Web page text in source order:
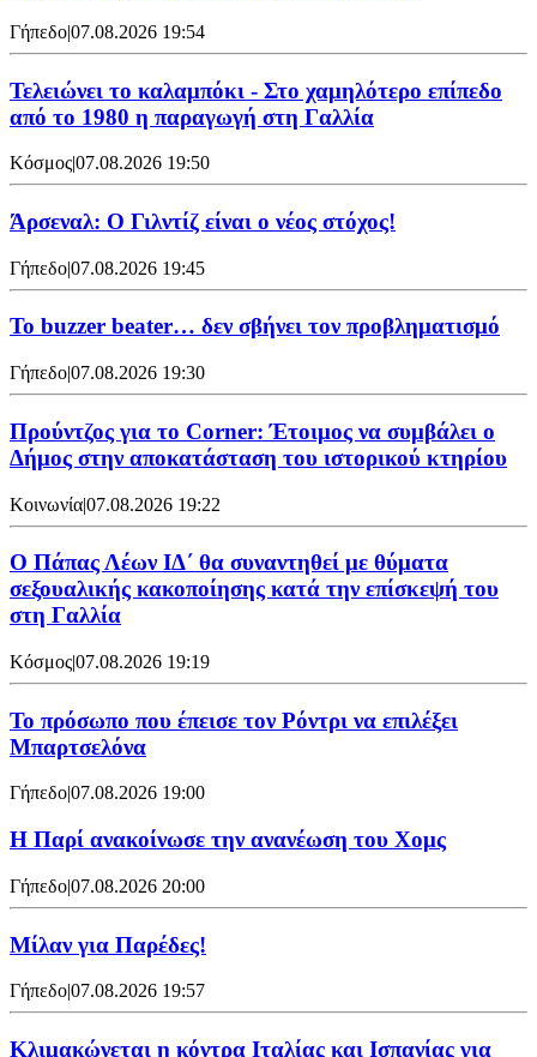
Γήπεδο|07.08.2026 19:54
Τελειώνει το καλαμπόκι - Στο χαμηλότερο επίπεδο
από το 1980 η παραγωγή στη Γαλλία
Κόσμος|07.08.2026 19:50
Άρσεναλ: Ο Γιλντίζ είναι ο νέος στόχος!
Γήπεδο|07.08.2026 19:45
Το buzzer beater… δεν σβήνει τoν προβληματισμό
Γήπεδο|07.08.2026 19:30
Προύντζος για το Corner: Έτοιμος να συμβάλει ο
Δήμος στην αποκατάσταση του ιστορικού κτηρίου
Κοινωνία|07.08.2026 19:22
Ο Πάπας Λέων ΙΔ΄ θα συναντηθεί με θύματα
σεξουαλικής κακοποίησης κατά την επίσκεψή του
στη Γαλλία
Κόσμος|07.08.2026 19:19
Το πρόσωπο που έπεισε τον Ρόντρι να επιλέξει
Μπαρτσελόνα
Γήπεδο|07.08.2026 19:00
Η Παρί ανακοίνωσε την ανανέωση του Χομς
Γήπεδο|07.08.2026 20:00
Μίλαν για Παρέδες!
Γήπεδο|07.08.2026 19:57
Κλιμακώνεται η κόντρα Ιταλίας και Ισπανίας για